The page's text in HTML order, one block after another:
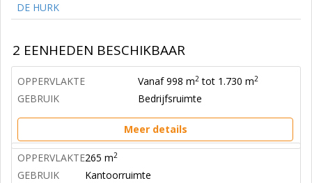
DE HURK
2 EENHEDEN BESCHIKBAAR
OPPERVLAKTE Vanaf 998 m2 tot 1.730 m2
GEBRUIK Bedrijfsruimte
Meer details
OPPERVLAKTE265 m2
GEBRUIK Kantoorruimte